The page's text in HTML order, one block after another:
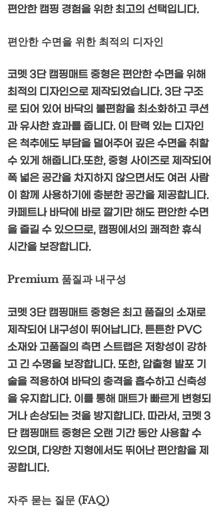
편안한 캠핑 경험을 위한 최고의 선택입니다.
편안한 수면을 위한 최적의 디자인
코멧 3단 캠핑매트 중형은 편안한 수면을 위해
최적의 디자인으로 제작되었습니다. 3단 구조
로 되어 있어 바닥의 불편함을 최소화하고 쿠션
과 유사한 효과를 줍니다. 이 탄력 있는 디자인
은 척추에도 부담을 덜어주어 깊은 수면을 취할
수 있게 해줍니다.또한, 중형 사이즈로 제작되어
폭 넓은 공간을 차지하지 않으면서도 여러 사람
이 함께 사용하기에 충분한 공간을 제공합니다.
카페트나 바닥에 바로 깔기만 해도 편안한 수면
을 즐길 수 있으므로, 캠핑에서의 쾌적한 휴식
시간을 보장합니다.
Premium 품질과 내구성
코멧 3단 캠핑매트 중형은 최고 품질의 소재로
제작되어 내구성이 뛰어납니다. 튼튼한 PVC
소재와 고품질의 측면 스트랩은 저항성이 강하
고 긴 수명을 보장합니다. 또한, 압출형 발포 기
술을 적용하여 바닥의 충격을 흡수하고 신축성
을 유지합니다. 이를 통해 매트가 빠르게 변형되
거나 손상되는 것을 방지합니다. 따라서, 코멧 3
단 캠핑매트 중형은 오랜 기간 동안 사용할 수
있으며, 다양한 지형에서도 뛰어난 편안함을 제
공합니다.
자주 묻는 질문 (FAQ)